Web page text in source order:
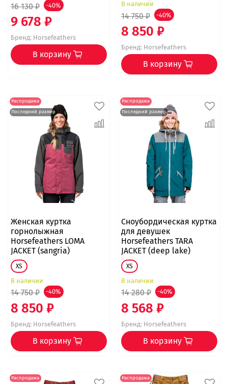
16 130 ₽ -40%
9 678 ₽
Бренд:Horsefeathers
В корзину
В наличии
14 750 ₽ -40%
8 850 ₽
Бренд:Horsefeathers
В корзину
Распродажа
Последний размер
Женская куртка
горнолыжная
Horsefeathers LOMA
JACKET (sangria)
XS
В наличии
14 750 ₽ -40%
8 850 ₽
Бренд:Horsefeathers
В корзину
Распродажа
Последний размер
Сноубордическая куртка
для девушек
Horsefeathers TARA
JACKET (deep lake)
XS
В наличии
14 280 ₽ -40%
8 568 ₽
Бренд:Horsefeathers
В корзину
Распродажа Распродажа